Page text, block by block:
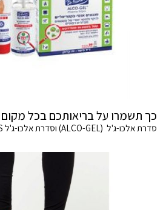
כך תשמרו על בריאותכם בכל
סדרת אלכו-ג'ל (ALCO-GEL) וסדרת אלכו-ג'ל PHARMA WIPES